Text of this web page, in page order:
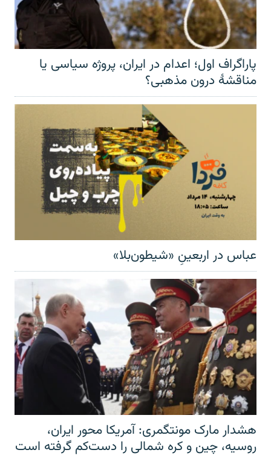
پاراگراف اول؛ اعدام در ایران، پروژه سیاسی یا
مناقشهٔ درون مذهبی؟
عباس در اربعینِ «شیطون‌بلا»
هشدار مارک مونتگمری: آمریکا محور ایران،
روسیه، چین و کره شمالی را دست‌کم گرفته است